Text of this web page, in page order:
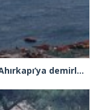
İstanbul Boğazı’nda arızalanan gemi Ahırkapı’ya demirlendi